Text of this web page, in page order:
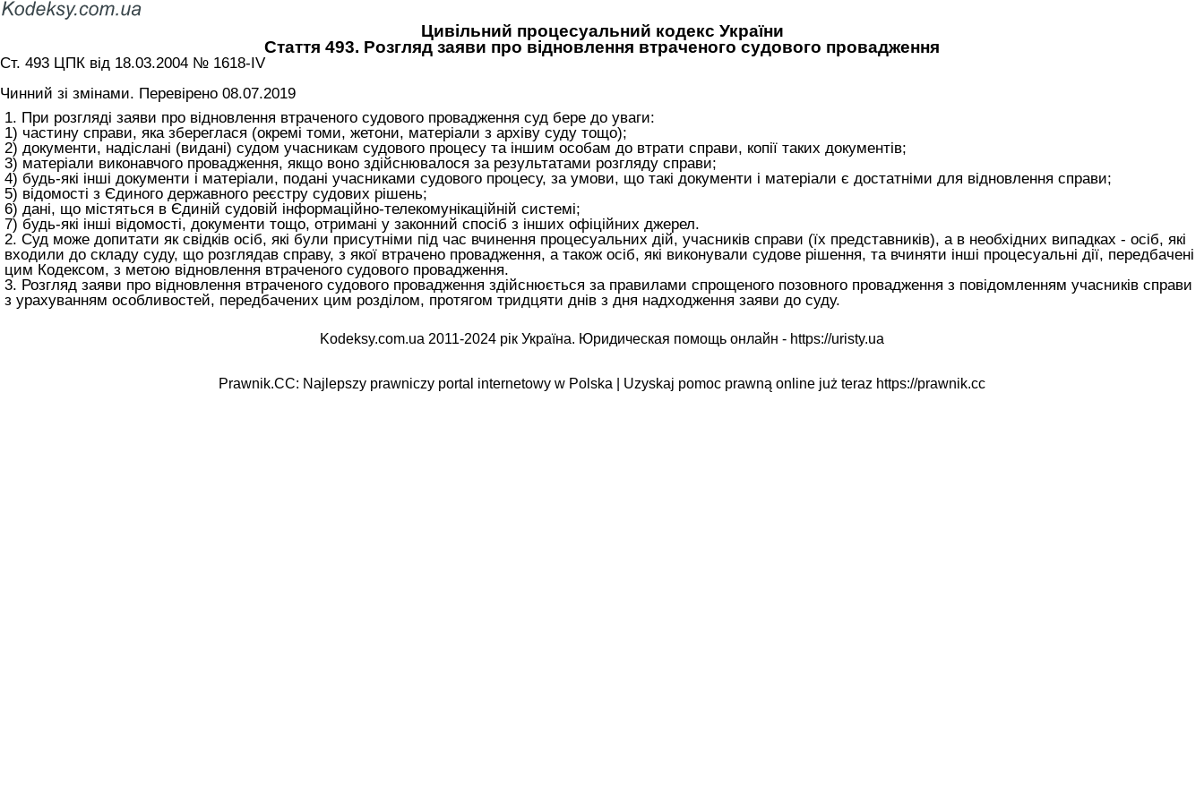
Цивільний процесуальний кодекс України
Стаття 493. Розгляд заяви про відновлення втраченого судового провадження
Ст. 493 ЦПК від 18.03.2004 № 1618-IV
Чинний зі змінами. Перевірено 08.07.2019
1. При розгляді заяви про відновлення втраченого судового провадження суд бере до уваги:
1) частину справи, яка збереглася (окремі томи, жетони, матеріали з архіву суду тощо);
2) документи, надіслані (видані) судом учасникам судового процесу та іншим особам до втрати справи, копії таких документів;
3) матеріали виконавчого провадження, якщо воно здійснювалося за результатами розгляду справи;
4) будь-які інші документи і матеріали, подані учасниками судового процесу, за умови, що такі документи і матеріали є достатніми для відновлення справи;
5) відомості з Єдиного державного реєстру судових рішень;
6) дані, що містяться в Єдиній судовій інформаційно-телекомунікаційній системі;
7) будь-які інші відомості, документи тощо, отримані у законний спосіб з інших офіційних джерел.
2. Суд може допитати як свідків осіб, які були присутніми під час вчинення процесуальних дій, учасників справи (їх представників), а в необхідних випадках - осіб, які
входили до складу суду, що розглядав справу, з якої втрачено провадження, а також осіб, які виконували судове рішення, та вчиняти інші процесуальні дії, передбачені
цим Кодексом, з метою відновлення втраченого судового провадження.
3. Розгляд заяви про відновлення втраченого судового провадження здійснюється за правилами спрощеного позовного провадження з повідомленням учасників справи
з урахуванням особливостей, передбачених цим розділом, протягом тридцяти днів з дня надходження заяви до суду.
Kodeksy.com.ua 2011-2024 рік Україна. Юридическая помощь онлайн - https://uristy.ua
Prawnik.CC: Najlepszy prawniczy portal internetowy w Polska | Uzyskaj pomoc prawną online już teraz https://prawnik.cc